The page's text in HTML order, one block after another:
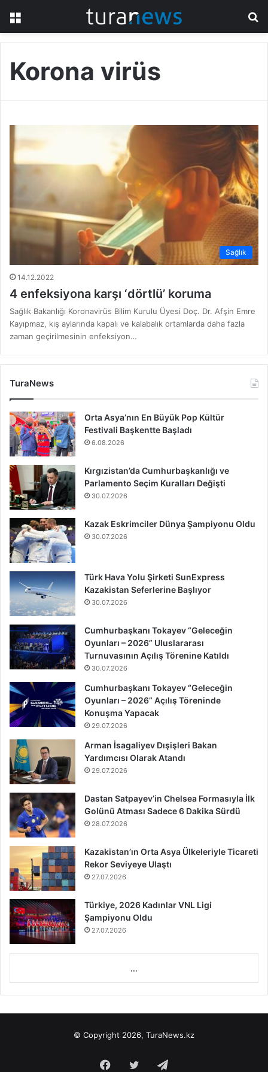
Korona virüs
Sağlık
14.12.2022
4 enfeksiyona karşı ‘dörtlü’ koruma
Sağlık Bakanlığı Koronavirüs Bilim Kurulu Üyesi Doç. Dr. Afşin Emre
Kayıpmaz, kış aylarında kapalı ve kalabalık ortamlarda daha fazla
zaman geçirilmesinin enfeksiyon…
TuraNews
Orta Asya’nın En Büyük Pop Kültür
Festivali Başkentte Başladı
6.08.2026
Kırgızistan’da Cumhurbaşkanlığı ve
Parlamento Seçim Kuralları Değişti
30.07.2026
Kazak Eskrimciler Dünya Şampiyonu Oldu
30.07.2026
Türk Hava Yolu Şirketi SunExpress
Kazakistan Seferlerine Başlıyor
30.07.2026
Cumhurbaşkanı Tokayev “Geleceğin
Oyunları – 2026” Uluslararası
Turnuvasının Açılış Törenine Katıldı
30.07.2026
Cumhurbaşkanı Tokayev “Geleceğin
Oyunları – 2026” Açılış Töreninde
Konuşma Yapacak
29.07.2026
Arman İsagaliyev Dışişleri Bakan
Yardımcısı Olarak Atandı
29.07.2026
Dastan Satpayev’in Chelsea Formasıyla İlk
Golünü Atması Sadece 6 Dakika Sürdü
28.07.2026
Kazakistan’ın Orta Asya Ülkeleriyle Ticareti
Rekor Seviyeye Ulaştı
27.07.2026
Türkiye, 2026 Kadınlar VNL Ligi
Şampiyonu Oldu
27.07.2026
...
© Copyright 2026, TuraNews.kz
Facebook
Twitter